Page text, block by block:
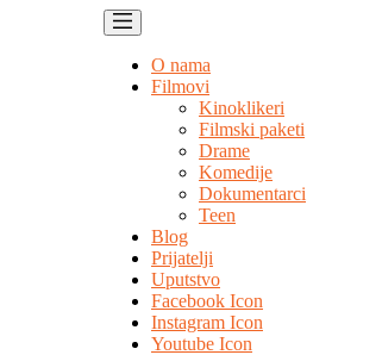
O nama
Filmovi
Kinoklikeri
Filmski paketi
Drame
Komedije
Dokumentarci
Teen
Blog
Prijatelji
Uputstvo
Facebook Icon
Instagram Icon
Youtube Icon